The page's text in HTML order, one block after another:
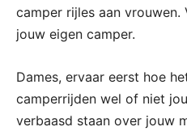
camper rijles aan
jouw eigen camper.
Dames, ervaar eerst hoe
camperrijden wel of niet
verbaasd staan over jouw